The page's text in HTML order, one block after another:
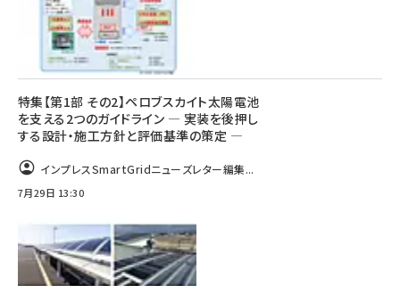
特集【第1部 その2】ペロブスカイト太陽電池
を支える2つのガイドライン ― 実装を後押し
する設計・施工方針と評価基準の策定 ―
インプレスSmartGridニューズレター編集...
7月29日 13:30